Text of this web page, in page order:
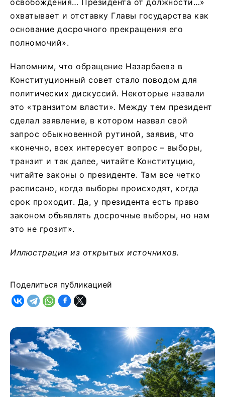
освобождения… Президента от должности…»
охватывает и отставку Главы государства как
основание досрочного прекращения его
полномочий».
Напомним, что обращение Назарбаева в
Конституционный совет стало поводом для
политических дискуссий. Некоторые назвали
это «транзитом власти». Между тем президент
сделал заявление, в котором назвал свой
запрос обыкновенной рутиной, заявив, что
«конечно, всех интересует вопрос – выборы,
транзит и так далее, читайте Конституцию,
читайте законы о президенте. Там все четко
расписано, когда выборы происходят, когда
срок проходит. Да, у президента есть право
законом объявлять досрочные выборы, но нам
это не грозит».
Иллюстрация из открытых источников.
Поделиться публикацией